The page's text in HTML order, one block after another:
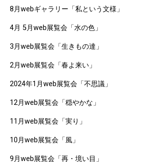
8月webギャラリー「私という文様」
4月 5月web展覧会「水の色」
3月web展覧会「生きもの達」
2月web展覧会「春よ来い」
2024年1月web展覧会「不思議」
12月web展覧会「穏やかな」
11月web展覧会「実り」
10月web展覧会「風」
9月web展覧会「再・境い目」